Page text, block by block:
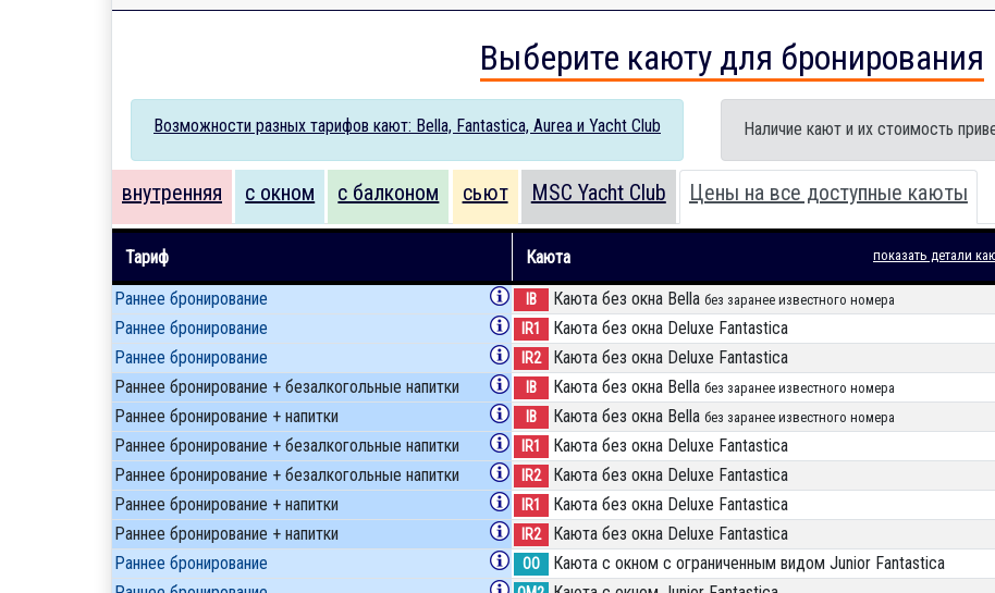
Выберите каюту для бронирования
Возможности разных тарифов кают: Bella, Fantastica, Aurea и Yacht Club Наличие кают и их стоимость
внутренняя с окном с балконом сьют MSC Yacht Club Цены на все доступные каюты
Тариф Каюта показать детали
Раннее бронирование IB Каюта без окна Bella без заранее известного номера
Раннее бронирование IR1 Каюта без окна Deluxe Fantastica
Раннее бронирование IR2 Каюта без окна Deluxe Fantastica
Раннее бронирование + безалкогольные напитки IB Каюта без окна Bella без заранее известного номера
Раннее бронирование + напитки IB Каюта без окна Bella без заранее известного номера
Раннее бронирование + безалкогольные напитки IR1 Каюта без окна Deluxe Fantastica
Раннее бронирование + безалкогольные напитки IR2 Каюта без окна Deluxe Fantastica
Раннее бронирование + напитки IR1 Каюта без окна Deluxe Fantastica
Раннее бронирование + напитки IR2 Каюта без окна Deluxe Fantastica
Раннее бронирование OO Каюта с окном с ограниченным видом Junior Fantastica